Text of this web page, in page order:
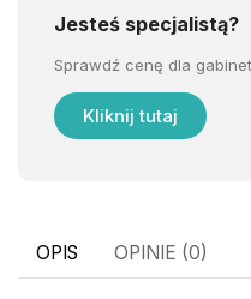
Jesteś specjalistą?
Sprawdź cenę dla
Kliknij tutaj
OPIS OPINIE (0)